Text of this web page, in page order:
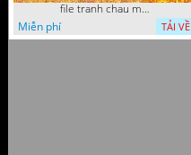
file tranh chau mai nghe thuat decor tet tan xuan nam moi
Miễn phí
TẢI VỀ